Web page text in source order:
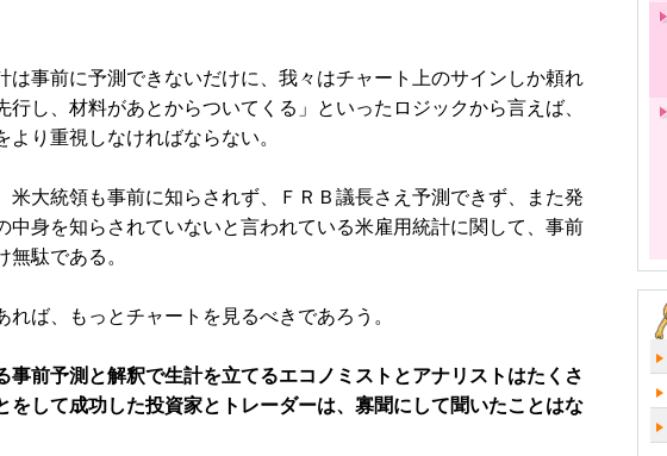
事前に予測できないだけに、我々はチャート上のサインしか頼れ
行し、材料があとからついてくる」といったロジックから言えば、
より重視しなければならない。
大統領も事前に知らされず、ＦＲＢ議長さえ予測できず、また発
中身を知らされていないと言われている米雇用統計に関して、事前
駄である。
ば、もっとチャートを見るべきであろう。
事前予測と解釈で生計を立てるエコノミストとアナリストはたくさ
をして成功した投資家とトレーダーは、寡聞にして聞いたことはな